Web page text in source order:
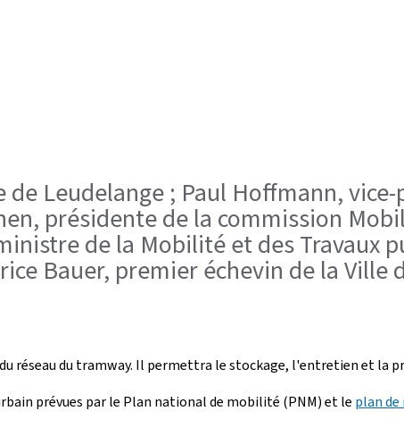
Leudelange ; Paul Hoffmann,
présidente de la commission
de la Mobilité et des Travaux
Bauer, premier échevin de la Ville
réseau du tramway. Il permettra le stockage, l'entretien et la
prévues par le Plan national de mobilité (PNM) et le plan